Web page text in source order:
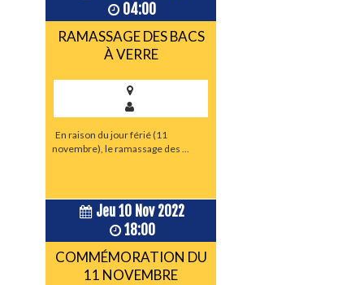
04:00
RAMASSAGE DES BACS
À VERRE
En raison du jour férié (11
novembre), le ramassage des ...
Jeu 10 Nov 2022
18:00
COMMÉMORATION DU
11 NOVEMBRE